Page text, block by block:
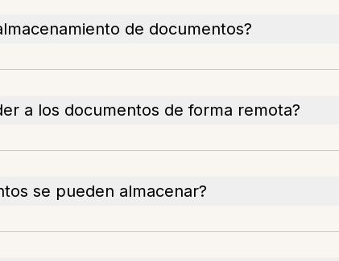
de documentos?
a los documentos de forma remota?
se pueden almacenar?